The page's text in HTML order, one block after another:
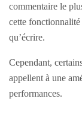
commentaire le
cette
qu’écrire.
Cependant,
appellent à une
performances.